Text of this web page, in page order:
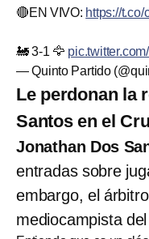
🔴EN VIVO: https://
🚂 3-1 🦅
— Quinto Partido
Le perdonan la
Santos en el
Jonathan Dos
entradas sobre
embargo, el
mediocampista del